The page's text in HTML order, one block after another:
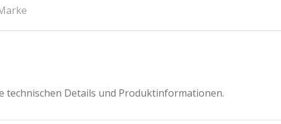
technischen Details und Produktinformationen.